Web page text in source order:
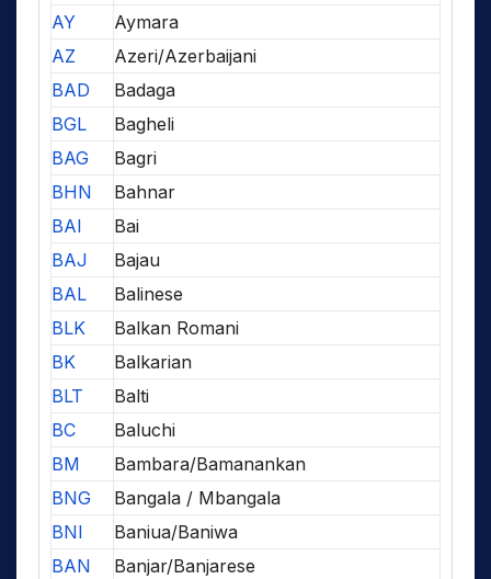
AY
Aymara
AZ
Azeri/Azerbaijani
BAD
Badaga
BGL
Bagheli
BAG
Bagri
BHN
Bahnar
BAI
Bai
BAJ
Bajau
BAL
Balinese
BLK
Balkan Romani
BK
Balkarian
BLT
Balti
BC
Baluchi
BM
Bambara/Bamanankan
BNG
Bangala / Mbangala
BNI
Baniua/Baniwa
BAN
Banjar/Banjarese